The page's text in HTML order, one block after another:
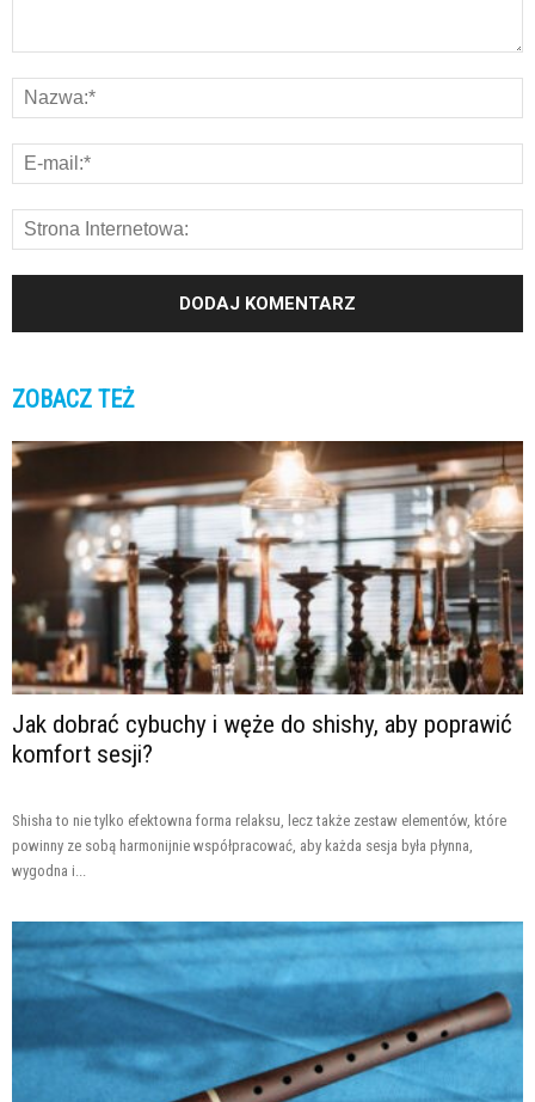
ZOBACZ TEŻ
Jak dobrać cybuchy i węże do shishy, aby poprawić
komfort sesji?
Shisha to nie tylko efektowna forma relaksu, lecz także zestaw elementów, które
powinny ze sobą harmonijnie współpracować, aby każda sesja była płynna,
wygodna i...